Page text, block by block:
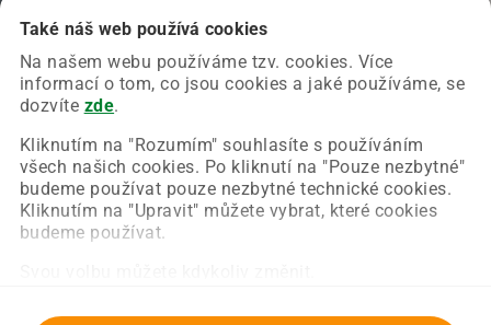
Také náš web používá cookies
Na našem webu používáme tzv. cookies. Více
informací o tom, co jsou cookies a jaké používáme, se
dozvíte zde.
Kliknutím na "Rozumím" souhlasíte s používáním
všech našich cookies. Po kliknutí na "Pouze nezbytné"
budeme používat pouze nezbytné technické cookies.
Kliknutím na "Upravit" můžete vybrat, které cookies
budeme používat.
Chyba nastala na naší straně a už ji opravujeme.
Zkuste prosím znovu načíst požadovanou stránku.
Obnovit stránku Úvodní strana